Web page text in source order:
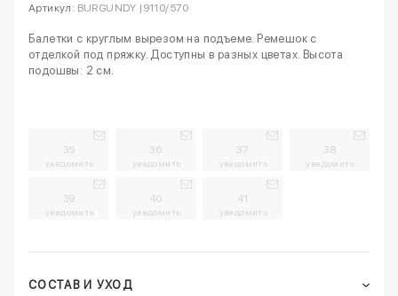
Артикул: BURGUNDY |9110/570
Балетки с круглым вырезом на подъеме. Ремешок с
отделкой под пряжку. Доступны в разных цветах. Высота
подошвы: 2 см.
35
уведомить
36
уведомить
37
уведомить
38
уведомить
39
уведомить
40
уведомить
41
уведомить
СОСТАВ И УХОД